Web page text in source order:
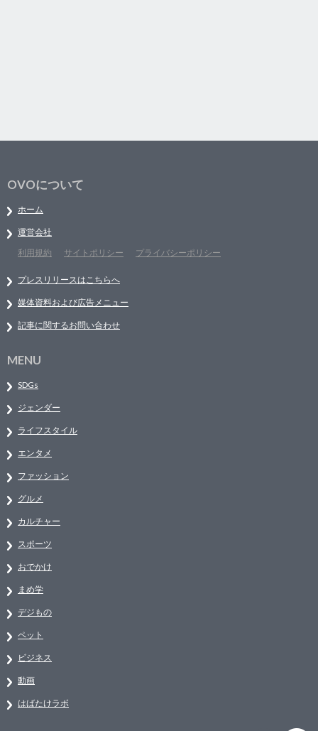
OVOについて
ホーム
運営会社
利用規約
サイトポリシー プライバシーポリシー
プレスリリースはこちらへ
媒体資料および広告メニュー
記事に関するお問い合わせ
MENU
SDGs
ジェンダー
ライフスタイル
エンタメ
ファッション
グルメ
カルチャー
スポーツ
おでかけ
まめ学
デジもの
ペット
ビジネス
動画
はばたけラボ